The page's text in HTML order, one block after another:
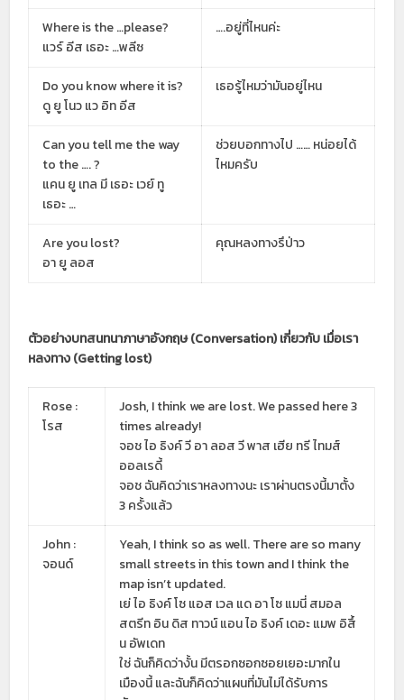
Where is the …please?
แวร์ อีส เธอะ …พลีซ
….อยู่ที่ไหนค่ะ
Do you know where it is?
ดู ยู โนว แว อิท อีส
เธอรู้ไหมว่ามันอยู่ไหน
Can you tell me the way
to the …. ?
แคน ยู เทล มี เธอะ เวย์ ทู
เธอะ …
ช่วยบอกทางไป …… หน่อยได้
ไหมครับ
Are you lost?
อา ยู ลอส
คุณหลงทางรึป่าว
ตัวอย่างบทสนทนาภาษาอังกฤษ (Conversation) เกี่ยวกับ เมื่อเรา
หลงทาง (Getting lost)
Rose :
โรส
Josh, I think we are lost. We passed here 3
times already!
จอช ไอ ธิงค์ วี อา ลอส วี พาส เฮีย ทรี ไทมส์
ออลเรดี้
จอช ฉันคิดว่าเราหลงทางนะ เราผ่านตรงนี้มาตั้ง
3 ครั้งแล้ว
John :
จอนด์
Yeah, I think so as well. There are so many
small streets in this town and I think the
map isn’t updated.
เย่ ไอ ธิงค์ โซ แอส เวล แด อา โซ แมนี่ สมอล
สตรีท อิน ดิส ทาวน์ แอน ไอ ธิงค์ เดอะ แมพ อิสึ้
น อัพเดท
ใช่ ฉันก็คิดว่างั้น มีตรอกซอกซอยเยอะมากใน
เมืองนี้ และฉันก็คิดว่าแผนที่มันไม่ได้รับการ